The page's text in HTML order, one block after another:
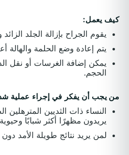
كيف يعمل:
يقوم الجراح بإزالة الجلد
يتم إعادة وضع الحلمة والهالة
يمكن إضافة الغرسات أو نقل
الحجم.
من يجب أن يفكر في إجراء عملية
النساء ذات الثديين المترهلين
يريدون مظهرًا أكثر شبابًا
لمن يريد نتائج طويلة الأمد